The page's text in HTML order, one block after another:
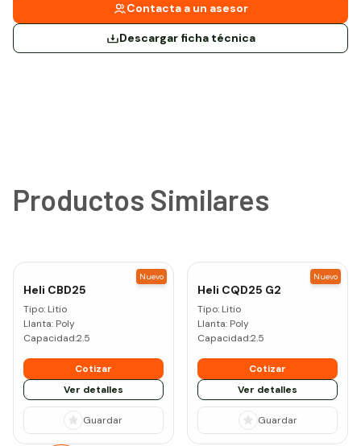
Contacta a un asesor
Descargar ficha técnica
Productos Similares
Heli CBD25
Tipo: Litio
Llanta: Poly
Capacidad:2.5
Cotizar
Ver detalles
Guardar
Nuevo
Heli CQD25 G2
Tipo: Litio
Llanta: Poly
Capacidad:2.5
Cotizar
Ver detalles
Guardar
Nuevo